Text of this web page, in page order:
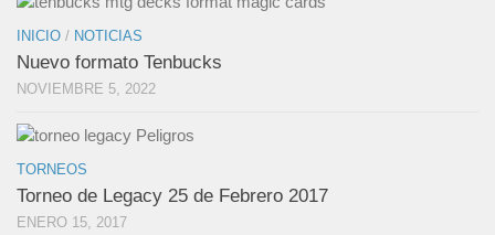
INICIO / NOTICIAS
Nuevo formato Tenbucks
NOVIEMBRE 5, 2022
TORNEOS
Torneo de Legacy 25 de Febrero 2017
ENERO 15, 2017